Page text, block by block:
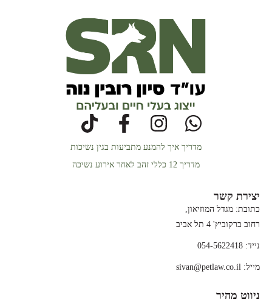
מדריך איך להמנע מתביעות בגין נשיכות
מדריך 12 כללי זהב לאחר אירוע נשיכה
יצירת קשר
כתובת: מגדל המוזיאון,
רחוב ברקוביץ' 4 תל אביב
נייד: 054-5622418
מייל: sivan@petlaw.co.il
ניווט מהיר